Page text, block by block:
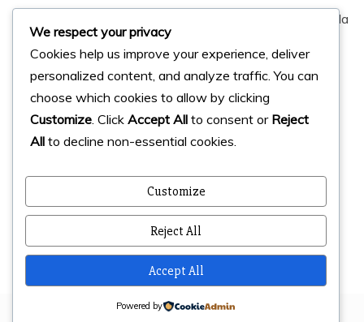
Sepultaron al hombre que murió en fatal accidente en la
vía Santa Elena–Guayaquil
Facebook
Instagram
Twitter
© 2023 Micharts. Todos los derechos reservados.
We respect your privacy
Cookies help us improve your experience, deliver
personalized content, and analyze traffic. You can
choose which cookies to allow by clicking
Customize . Click Accept All to consent or Reject
All to decline non-essential cookies.
Customize
Reject All
Accept All
Powered by